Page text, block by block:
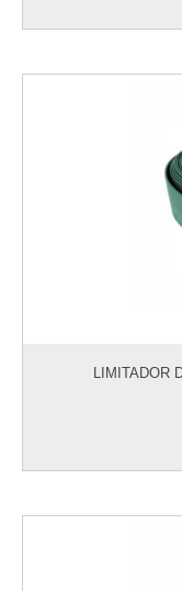
LIMITADOR